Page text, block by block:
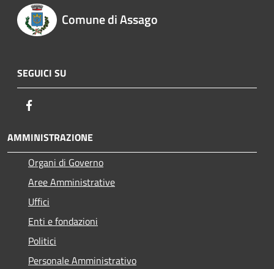
Comune di Assago
SEGUICI SU
AMMINISTRAZIONE
Organi di Governo
Aree Amministrative
Uffici
Enti e fondazioni
Politici
Personale Amministrativo